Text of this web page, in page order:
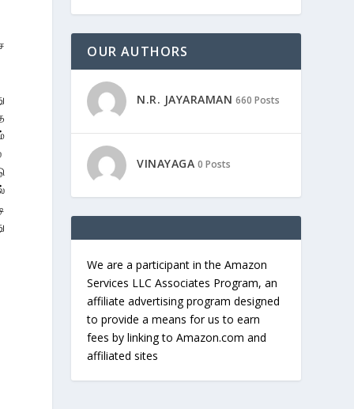
OUR AUTHORS
N.R. JAYARAMAN 660 Posts
VINAYAGA 0 Posts
We are a participant in the Amazon
Services LLC Associates Program, an
affiliate advertising program designed
to provide a means for us to earn
fees by linking to Amazon.com and
affiliated sites